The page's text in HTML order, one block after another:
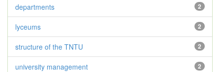
2
departments
2
lyceums
2
structure of the TNTU
2
university management